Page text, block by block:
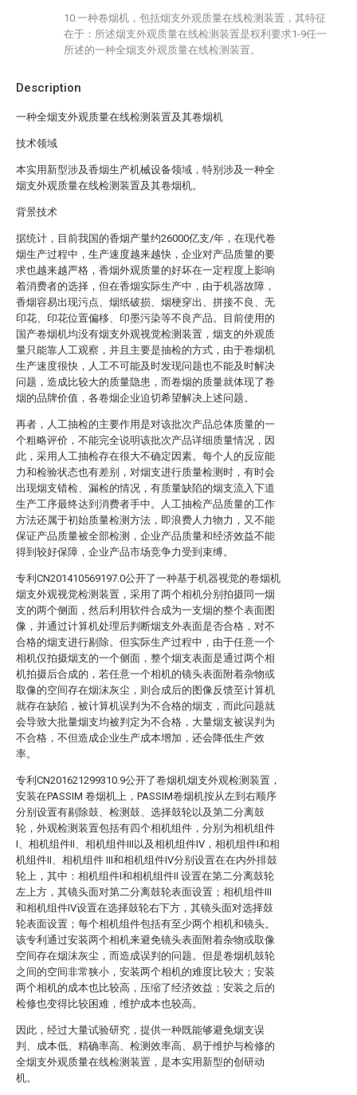
Description
一种全烟支外观质量在线检测装置及其卷烟机
技术领域
本实用新型涉及香烟生产机械设备领域，特别涉及一种全
烟支外观质量在线检测装置及其卷烟机。
背景技术
据统计，目前我国的香烟产量约26000亿支/年，在现代卷
烟生产过程中，生产速度越来越快，企业对产品质量的要
求也越来越严格，香烟外观质量的好坏在一定程度上影响
着消费者的选择，但在香烟实际生产中，由于机器故障，
香烟容易出现污点、烟纸破损、烟梗穿出、拼接不良、无
印花、印花位置偏移、印墨污染等不良产品。目前使用的
国产卷烟机均没有烟支外观视觉检测装置，烟支的外观质
量只能靠人工观察，并且主要是抽检的方式，由于卷烟机
生产速度很快，人工不可能及时发现问题也不能及时解决
问题，造成比较大的质量隐患，而卷烟的质量就体现了卷
烟的品牌价值，各卷烟企业迫切希望解决上述问题。
再者，人工抽检的主要作用是对该批次产品总体质量的一
个粗略评价，不能完全说明该批次产品详细质量情况，因
此，采用人工抽检存在很大不确定因素。每个人的反应能
力和检验状态也有差别，对烟支进行质量检测时，有时会
出现烟支错检、漏检的情况，有质量缺陷的烟支流入下道
生产工序最终达到消费者手中。人工抽检产品质量的工作
方法还属于初始质量检测方法，即浪费人力物力，又不能
保证产品质量被全部检测，企业产品质量和经济效益不能
得到较好保障，企业产品市场竞争力受到束缚。
专利CN201410569197.0公开了一种基于机器视觉的卷烟机
烟支外观视觉检测装置，采用了两个相机分别拍摄同一烟
支的两个侧面，然后利用软件合成为一支烟的整个表面图
像，并通过计算机处理后判断烟支外表面是否合格，对不
合格的烟支进行剔除。但实际生产过程中，由于任意一个
相机仅拍摄烟支的一个侧面，整个烟支表面是通过两个相
机拍摄后合成的，若任意一个相机的镜头表面附着杂物或
取像的空间存在烟沫灰尘，则合成后的图像反馈至计算机
就存在缺陷，被计算机误判为不合格的烟支，而此问题就
会导致大批量烟支均被判定为不合格，大量烟支被误判为
不合格，不但造成企业生产成本增加，还会降低生产效
率。
专利CN201621299310.9公开了卷烟机烟支外观检测装置，
安装在PASSIM 卷烟机上，PASSIM卷烟机按从左到右顺序
分别设置有剔除鼓、检测鼓、选择鼓轮以及第二分离鼓
轮，外观检测装置包括有四个相机组件，分别为相机组件
I、相机组件II、相机组件III以及相机组件IV，相机组件I和相
机组件II、相机组件 III和相机组件IV分别设置在在内外排鼓
轮上，其中：相机组件I和相机组件II 设置在第二分离鼓轮
左上方，其镜头面对第二分离鼓轮表面设置；相机组件III
和相机组件IV设置在选择鼓轮右下方，其镜头面对选择鼓
轮表面设置；每个相机组件包括有至少两个相机和镜头。
该专利通过安装两个相机来避免镜头表面附着杂物或取像
空间存在烟沫灰尘，而造成误判的问题。但是卷烟机鼓轮
之间的空间非常狭小，安装两个相机的难度比较大；安装
两个相机的成本也比较高，压缩了经济效益；安装之后的
检修也变得比较困难，维护成本也较高。
因此，经过大量试验研究，提供一种既能够避免烟支误
判、成本低、精确率高、检测效率高、易于维护与检修的
全烟支外观质量在线检测装置，是本实用新型的创研动
机。
10.一种卷烟机，包括烟支外观质量在线检测装置，其特征
在于：所述烟支外观质量在线检测装置是权利要求1-9任一
所述的一种全烟支外观质量在线检测装置。